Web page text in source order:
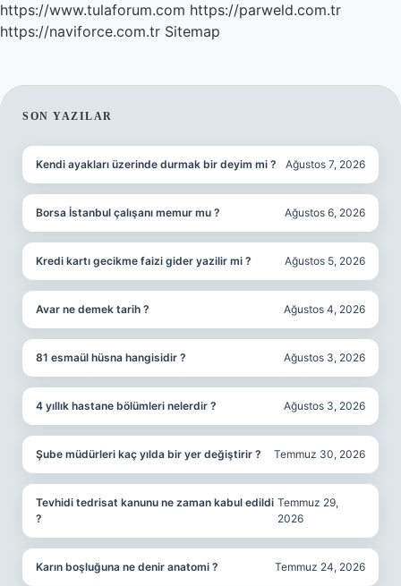
https://www.tulaforum.com https://parweld.com.tr
https://naviforce.com.tr Sitemap
SIDEBAR
SON YAZILAR
Kendi ayakları üzerinde durmak bir deyim mi ? Ağustos 7, 2026
Borsa İstanbul çalışanı memur mu ? Ağustos 6, 2026
Kredi kartı gecikme faizi gider yazilir mi ? Ağustos 5, 2026
Avar ne demek tarih ? Ağustos 4, 2026
81 esmaül hüsna hangisidir ? Ağustos 3, 2026
4 yıllık hastane bölümleri nelerdir ? Ağustos 3, 2026
Şube müdürleri kaç yılda bir yer değiştirir ? Temmuz 30, 2026
Tevhidi tedrisat kanunu ne zaman kabul edildi
?
Temmuz 29,
2026
Karın boşluğuna ne denir anatomi ? Temmuz 24, 2026